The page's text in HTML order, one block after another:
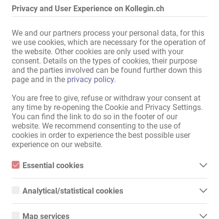
Privacy and User Experience on Kollegin.ch
We and our partners process your personal data, for this
we use cookies, which are necessary for the operation of
the website. Other cookies are only used with your
consent. Details on the types of cookies, their purpose
and the parties involved can be found further down this
page and in the privacy policy.
You are free to give, refuse or withdraw your consent at
any time by re-opening the Cookie and Privacy Settings.
You can find the link to do so in the footer of our
website. We recommend consenting to the use of
cookies in order to experience the best possible user
experience on our website.
Essential cookies
Essential cookies are all cookies necessary for the operation of
function properly without these cookies.
Analytical/statistical cookies
Analytical or statistical cookies are cookies that are used to
Map services
Adressen-Ausstattung
Internet: Anschluss vorhanden,über
WLAN
Eigene Klingel:
mit Statusanzeige
Bild am Eingang:
im Laufhauszimmer:
und WC
im Haus:
Damen-Umkleideraum,Damen-
Umkleideraum mit Duschen
Damen-Toiletten,
Waschmaschine,Trockner
gemeinschaftliche Nutzung